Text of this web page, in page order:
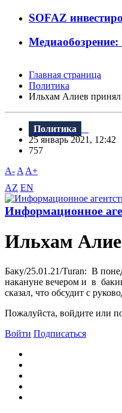
SOFAZ
Медиаобозрение:
Главная страница
Политика
Ильхам Алиев
Политика
25 январь 2021, 12:42
757
A- A A+
AZ EN
Информационное
Ильхам
Баку/25.01.21/Turan: В
накануне вечером и в
сказал, что обсудит с
Пожалуйста, войдите или
Войти Подписаться